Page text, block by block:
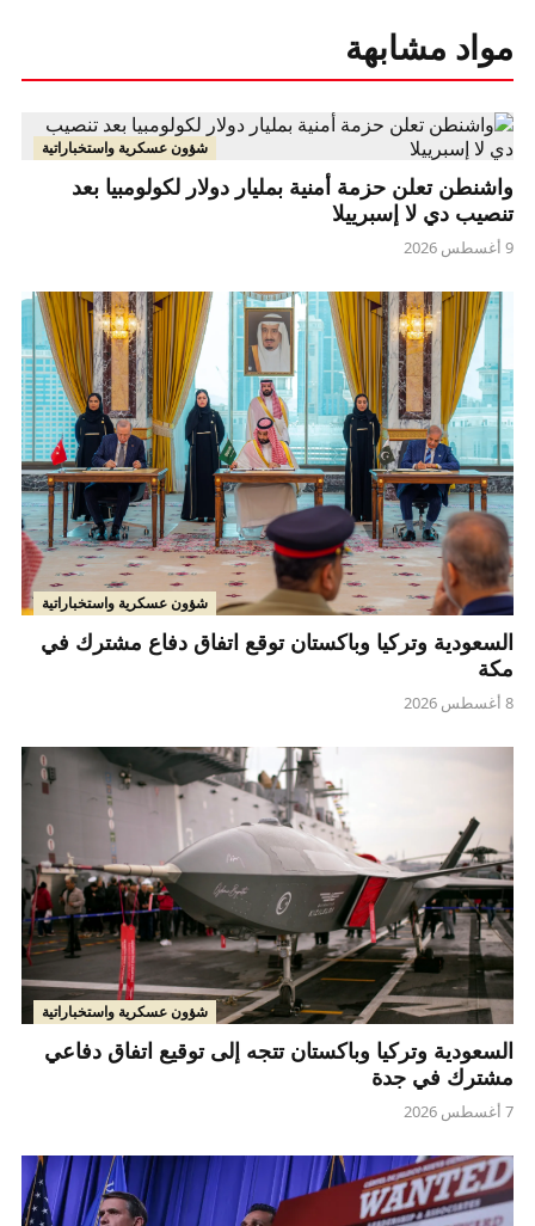
مواد مشابهة
شؤون عسكرية واستخباراتية
واشنطن تعلن حزمة أمنية بمليار دولار لكولومبيا بعد
تنصيب دي لا إسبرييلا
9 أغسطس 2026
شؤون عسكرية واستخباراتية
السعودية وتركيا وباكستان توقع اتفاق دفاع مشترك في
مكة
8 أغسطس 2026
شؤون عسكرية واستخباراتية
السعودية وتركيا وباكستان تتجه إلى توقيع اتفاق دفاعي
مشترك في جدة
7 أغسطس 2026